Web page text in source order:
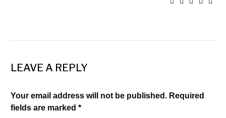
LEAVE A REPLY
Your email address will not be published. Required
fields are marked *